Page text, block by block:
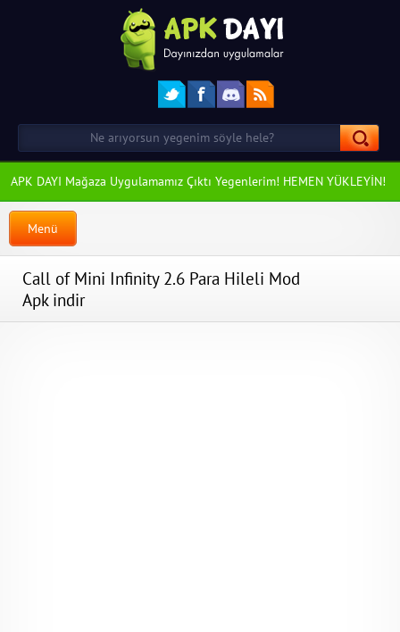
APK DAYI Mağaza Uygulamamız Çıktı Yegenlerim! HEMEN YÜKLEYİN!
Menü
Call of Mini Infinity 2.6 Para Hileli Mod
Apk indir